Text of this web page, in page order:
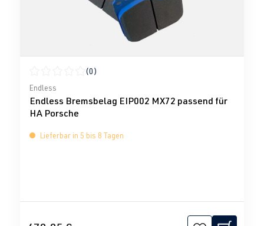
Durchschnittliche Bewertung von 0 von 5 Sternen
(0)
Endless
Endless Bremsbelag EIP002 MX72 passend für
HA Porsche
Lieferbar in 5 bis 8 Tagen